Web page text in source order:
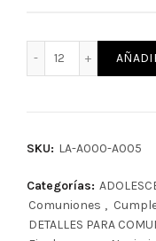
Lápiz
SKU: LA-A000-A005
Categorías:
Comuniones ,
DETALLES PARA